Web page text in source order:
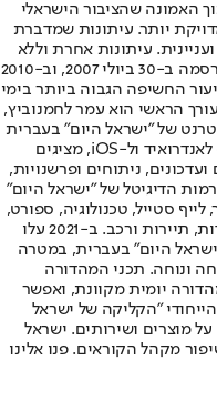
האמונה שהציבור הישראלי
יותר. עיתונות שמדברת
עיתונות אחרת וללא
תשלום. המהדורה המודפסת הראשונה פורסמה ב-30 ביולי 2007, וב-2010
החשיפה הגבוה ביותר בימי
הראשי הוא עמר לחמנוביץ,
של "ישראל היום" בעברית
ובאנגלית, כמו כן היישומונים (אפליקציות) לאנדרואיד ול-iOS, מציגים
ניתוחים ופרשנויות,
הדיגיטל של "ישראל היום"
סטייל, טכנולוגיה, ספורט,
כלכלה וצרכנות, בריאות, חיילים, אוכל, יהדות, תיירות ורכב. ב-2021 עלו
היום" בעברית, במטרה
ונוחה. תכני המהדורה
יומית מקוונת, ואפשר
"הקליקה של ישראל
מוצרים ושירותים. ישראל
מקהל הקוראים. פנו אלינו